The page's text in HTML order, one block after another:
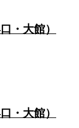
・大館）
・大館）